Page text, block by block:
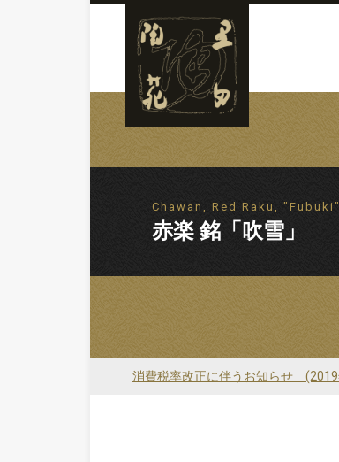
Chawan, Red Raku, "Fubuki"
赤楽 銘「吹雪」
消費税率改正に伴うお知らせ